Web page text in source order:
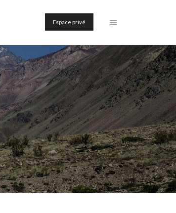
Espace privé